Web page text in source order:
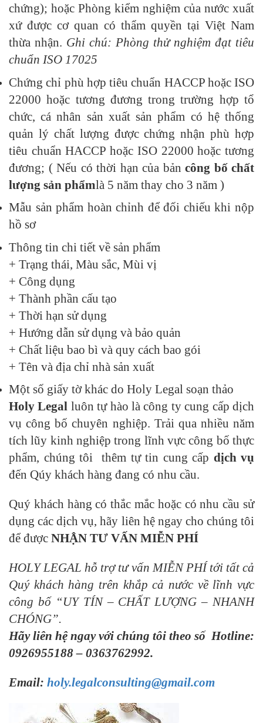
chứng); hoặc Phòng kiểm nghiệm của nước xuất
xứ được cơ quan có thẩm quyền tại Việt Nam
thừa nhận. Ghi chú: Phòng thử nghiệm đạt tiêu
chuẩn ISO 17025
Chứng chỉ phù hợp tiêu chuẩn HACCP hoặc ISO
22000 hoặc tương đương trong trường hợp tổ
chức, cá nhân sản xuất sản phẩm có hệ thống
quản lý chất lượng được chứng nhận phù hợp
tiêu chuẩn HACCP hoặc ISO 22000 hoặc tương
đương; ( Nếu có thời hạn của bản công bố chất
lượng sản phẩmlà 5 năm thay cho 3 năm )
Mẫu sản phẩm hoàn chỉnh để đối chiếu khi nộp
hồ sơ
Thông tin chi tiết về sản phẩm
+ Trạng thái, Màu sắc, Mùi vị
+ Công dụng
+ Thành phần cấu tạo
+ Thời hạn sử dụng
+ Hướng dẫn sử dụng và bảo quản
+ Chất liệu bao bì và quy cách bao gói
+ Tên và địa chỉ nhà sản xuất
Một số giấy tờ khác do Holy Legal soạn thảo
Holy Legal luôn tự hào là công ty cung cấp dịch
vụ công bố chuyên nghiệp. Trải qua nhiều năm
tích lũy kinh nghiệp trong lĩnh vực công bố thực
phẩm, chúng tôi thêm tự tin cung cấp dịch vụ
đến Qúy khách hàng đang có nhu cầu.
Quý khách hàng có thắc mắc hoặc có nhu cầu sử
dụng các dịch vụ, hãy liên hệ ngay cho chúng tôi
để được NHẬN TƯ VẤN MIỄN PHÍ
HOLY LEGAL hỗ trợ tư vấn MIỄN PHÍ tới tất cả
Quý khách hàng trên khắp cả nước về lĩnh vực
công bố “UY TÍN – CHẤT LƯỢNG – NHANH
CHÓNG”.
Hãy liên hệ ngay với chúng tôi theo số Hotline:
0926955188– 0363762992.
Email: holy.legalconsulting@gmail.com